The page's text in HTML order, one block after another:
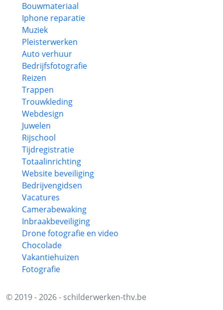
Bouwmateriaal
Iphone reparatie
Muziek
Pleisterwerken
Auto verhuur
Bedrijfsfotografie
Reizen
Trappen
Trouwkleding
Webdesign
Juwelen
Rijschool
Tijdregistratie
Totaalinrichting
Website beveiliging
Bedrijvengidsen
Vacatures
Camerabewaking
Inbraakbeveiliging
Drone fotografie en video
Chocolade
Vakantiehuizen
Fotografie
© 2019 - 2026 - schilderwerken-thv.be